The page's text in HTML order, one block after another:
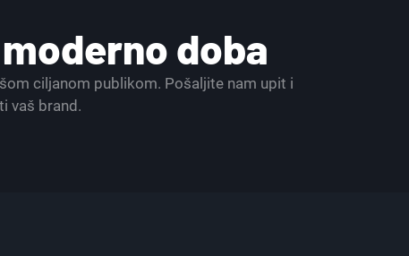
doba
ciljanom publikom. Pošaljite nam upit i
vaš brand.